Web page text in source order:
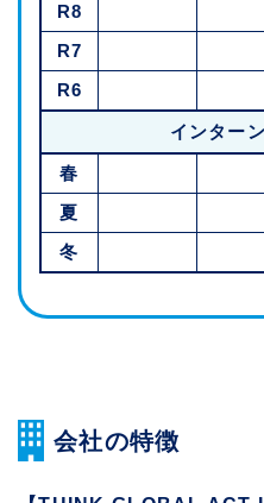
R8
R7
R6
インター
春
夏
冬
会社の特徴